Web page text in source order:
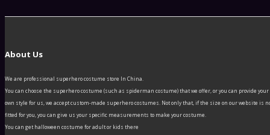
About Us
We are professional superhero costume store In China.
You can choose the superhero costume (such as spiderman costume) that we offer, or you can provide your
own style for us, we accept custom-made superhero costumes. Not only that, if the size on our website is
fitted for you, you can give us your specific measurements to make your costume.
You can get halloween costume for adult or kids there